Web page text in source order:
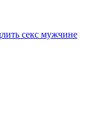
секс мужчине